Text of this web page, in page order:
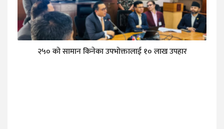
२५० को सामान किनेका उपभोक्तालाई १० लाख उपहार